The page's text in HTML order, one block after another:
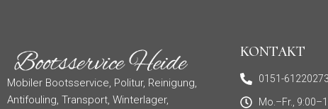
Mobiler Bootsservice, Politur, Reinigung,
Antifouling, Transport, Winterlager,
KONTAKT
0151-61220273
Mo.–Fr.,